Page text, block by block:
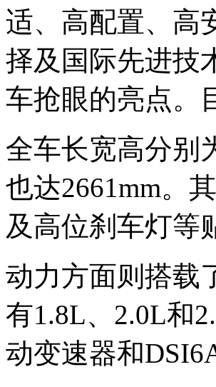
适、高配置、高
择及国际先进技
车抢眼的亮点。
全车长宽高分别
也达2661mm。
及高位刹车灯等
动力方面则搭载
有1.8L、2.0L和
动变速器和